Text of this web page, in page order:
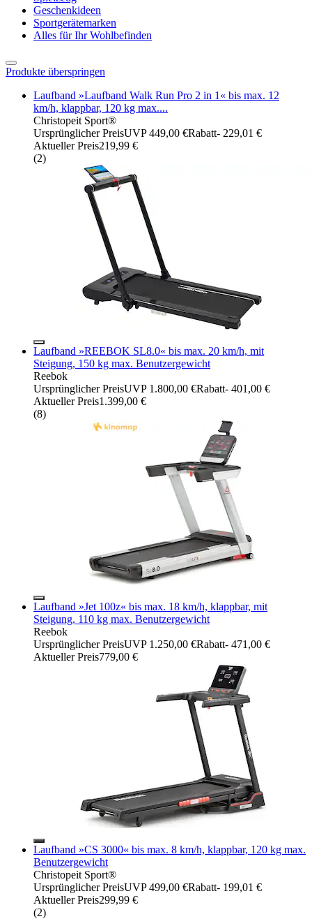
Geschenkideen
Sportgerätemarken
Alles für Ihr Wohlbefinden
Produkte überspringen
Laufband »Laufband Walk Run Pro 2 in 1« bis max. 12
km/h, klappbar, 120 kg max....
Christopeit Sport®
Ursprünglicher PreisUVP 449,00 €Rabatt- 229,01 €
Aktueller Preis219,99 €
(2)
Laufband »REEBOK SL8.0« bis max. 20 km/h, mit
Steigung, 150 kg max. Benutzergewicht
Reebok
Ursprünglicher PreisUVP 1.800,00 €Rabatt- 401,00 €
Aktueller Preis1.399,00 €
(8)
Laufband »Jet 100z« bis max. 18 km/h, klappbar, mit
Steigung, 110 kg max. Benutzergewicht
Reebok
Ursprünglicher PreisUVP 1.250,00 €Rabatt- 471,00 €
Aktueller Preis779,00 €
Laufband »CS 3000« bis max. 8 km/h, klappbar, 120 kg max.
Benutzergewicht
Christopeit Sport®
Ursprünglicher PreisUVP 499,00 €Rabatt- 199,01 €
Aktueller Preis299,99 €
(2)